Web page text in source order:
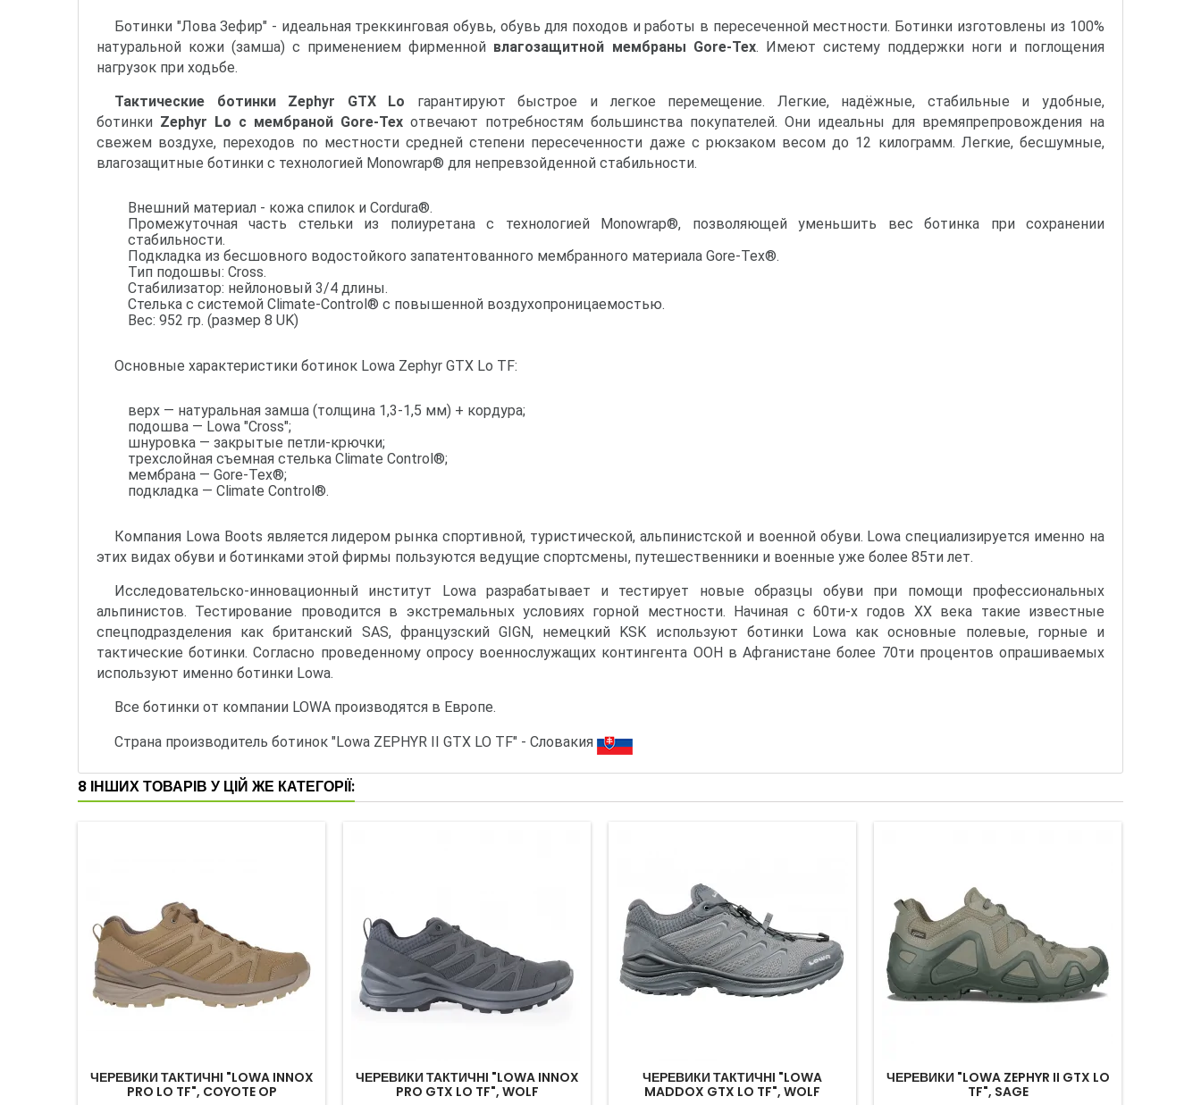
Ботинки "Лова Зефир" - идеальная треккинговая обувь, обувь для походов и работы в пересеченной местности. Ботинки изготовлены из 100%
натуральной кожи (замша) с применением фирменной влагозащитной мембраны Gore-Tex. Имеют систему поддержки ноги и поглощения
нагрузок при ходьбе.
Тактические ботинки Zephyr GTX Lo гарантируют быстрое и легкое перемещение. Легкие, надёжные, стабильные и удобные,
ботинки Zephyr Lo с мембраной Gore-Tex отвечают потребностям большинства покупателей. Они идеальны для времяпрепровождения на
свежем воздухе, переходов по местности средней степени пересеченности даже с рюкзаком весом до 12 килограмм. Легкие, бесшумные,
влагозащитные ботинки с технологией Monowrap® для непревзойденной стабильности.
Внешний материал - кожа спилок и Cordura®.
Промежуточная часть стельки из полиуретана с технологией Monowrap®, позволяющей уменьшить вес ботинка при сохранении
стабильности.
Подкладка из бесшовного водостойкого запатентованного мембранного материала Gore-Tex®.
Тип подошвы: Cross.
Стабилизатор: нейлоновый 3/4 длины.
Стелька с системой Climate-Control® с повышенной воздухопроницаемостью.
Вес: 952 гр. (размер 8 UK)
Основные характеристики ботинок Lowa Zephyr GTX Lo TF:
верх — натуральная замша (толщина 1,3-1,5 мм) + кордура;
подошва — Lowa "Cross";
шнуровка — закрытые петли-крючки;
трехслойная съемная стелька Сlimate Сontrol®;
мембрана — Gore-Tex®;
подкладка — Сlimate Сontrol®.
Компания Lowa Boots является лидером рынка спортивной, туристической, альпинистской и военной обуви. Lowa специализируется именно на
этих видах обуви и ботинками этой фирмы пользуются ведущие спортсмены, путешественники и военные уже более 85ти лет.
Исследовательско-инновационный институт Lowa разрабатывает и тестирует новые образцы обуви при помощи профессиональных
альпинистов. Тестирование проводится в экстремальных условиях горной местности. Начиная с 60ти-х годов ХХ века такие известные
спецподразделения как британский SAS, французский GIGN, немецкий KSK используют ботинки Lowa как основные полевые, горные и
тактические ботинки. Согласно проведенному опросу военнослужащих контингента ООН в Афганистане более 70ти процентов опрашиваемых
используют именно ботинки Lowa.
Все ботинки от компании LOWA производятся в Европе.
Страна производитель ботинок "Lowa ZEPHYR II GTX LO TF" - Словакия
8 ІНШИХ ТОВАРІВ У ЦІЙ ЖЕ КАТЕГОРІЇ:
ЧЕРЕВИКИ ТАКТИЧНІ "LOWA INNOX
PRO LO TF", COYOTE OP
ЧЕРЕВИКИ ТАКТИЧНІ "LOWA INNOX
PRO GTX LO TF", WOLF
ЧЕРЕВИКИ ТАКТИЧНІ "LOWA
MADDOX GTX LO TF", WOLF
ЧЕРЕВИКИ "LOWA ZEPHYR II GTX LO
TF", SAGE